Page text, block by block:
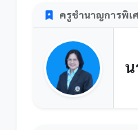
ครูชำนาญการพิเ